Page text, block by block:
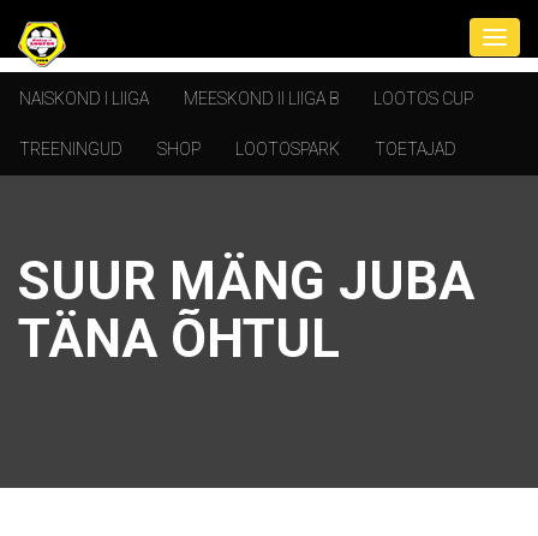
NAISKOND I LIIGA MEESKOND II LIIGA B LOOTOS CUP
TREENINGUD SHOP LOOTOSPARK TOETAJAD
SUUR MÄNG JUBA
TÄNA ÕHTUL